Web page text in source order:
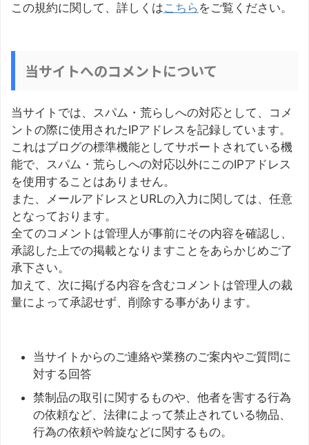
この規約に関して、詳しくはこちら をご覧ください。
当サイトへのコメントについて
当サイトでは、スパム・荒らしへの対応として、コメ
ントの際に使用されたIPアドレスを記録しています。
これはブログの標準機能としてサポートされている機
能で、スパム・荒らしへの対応以外にこのIPアドレス
を使用することはありません。
また、メールアドレスとURLの入力に関しては、任意
となっております。
全てのコメントは管理人が事前にその内容を確認し、
承認した上での掲載となりますことをあらかじめご了
承下さい。
加えて、次に掲げる内容を含むコメントは管理人の裁
量によって承認せず、削除する事があります。
当サイトからのご連絡や業務のご案内やご質問に
対する回答
禁制品の取引に関するものや、他者を害する行為
の依頼など、法律によって禁止されている物品、
行為の依頼や斡旋などに関するもの。